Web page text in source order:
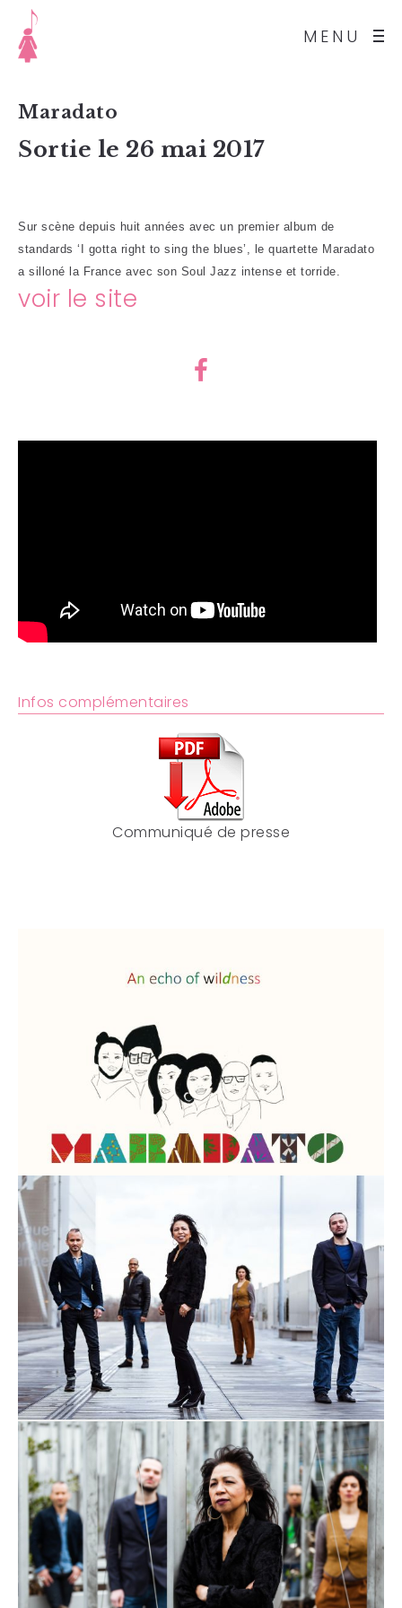
MENU
Maradato
Sortie le 26 mai 2017
Sur scène depuis huit années avec un premier album de
standards ‘I gotta right to sing the blues’, le quartette Maradato
a silloné la France avec son Soul Jazz intense et torride.
voir le site
Infos complémentaires
Communiqué de presse